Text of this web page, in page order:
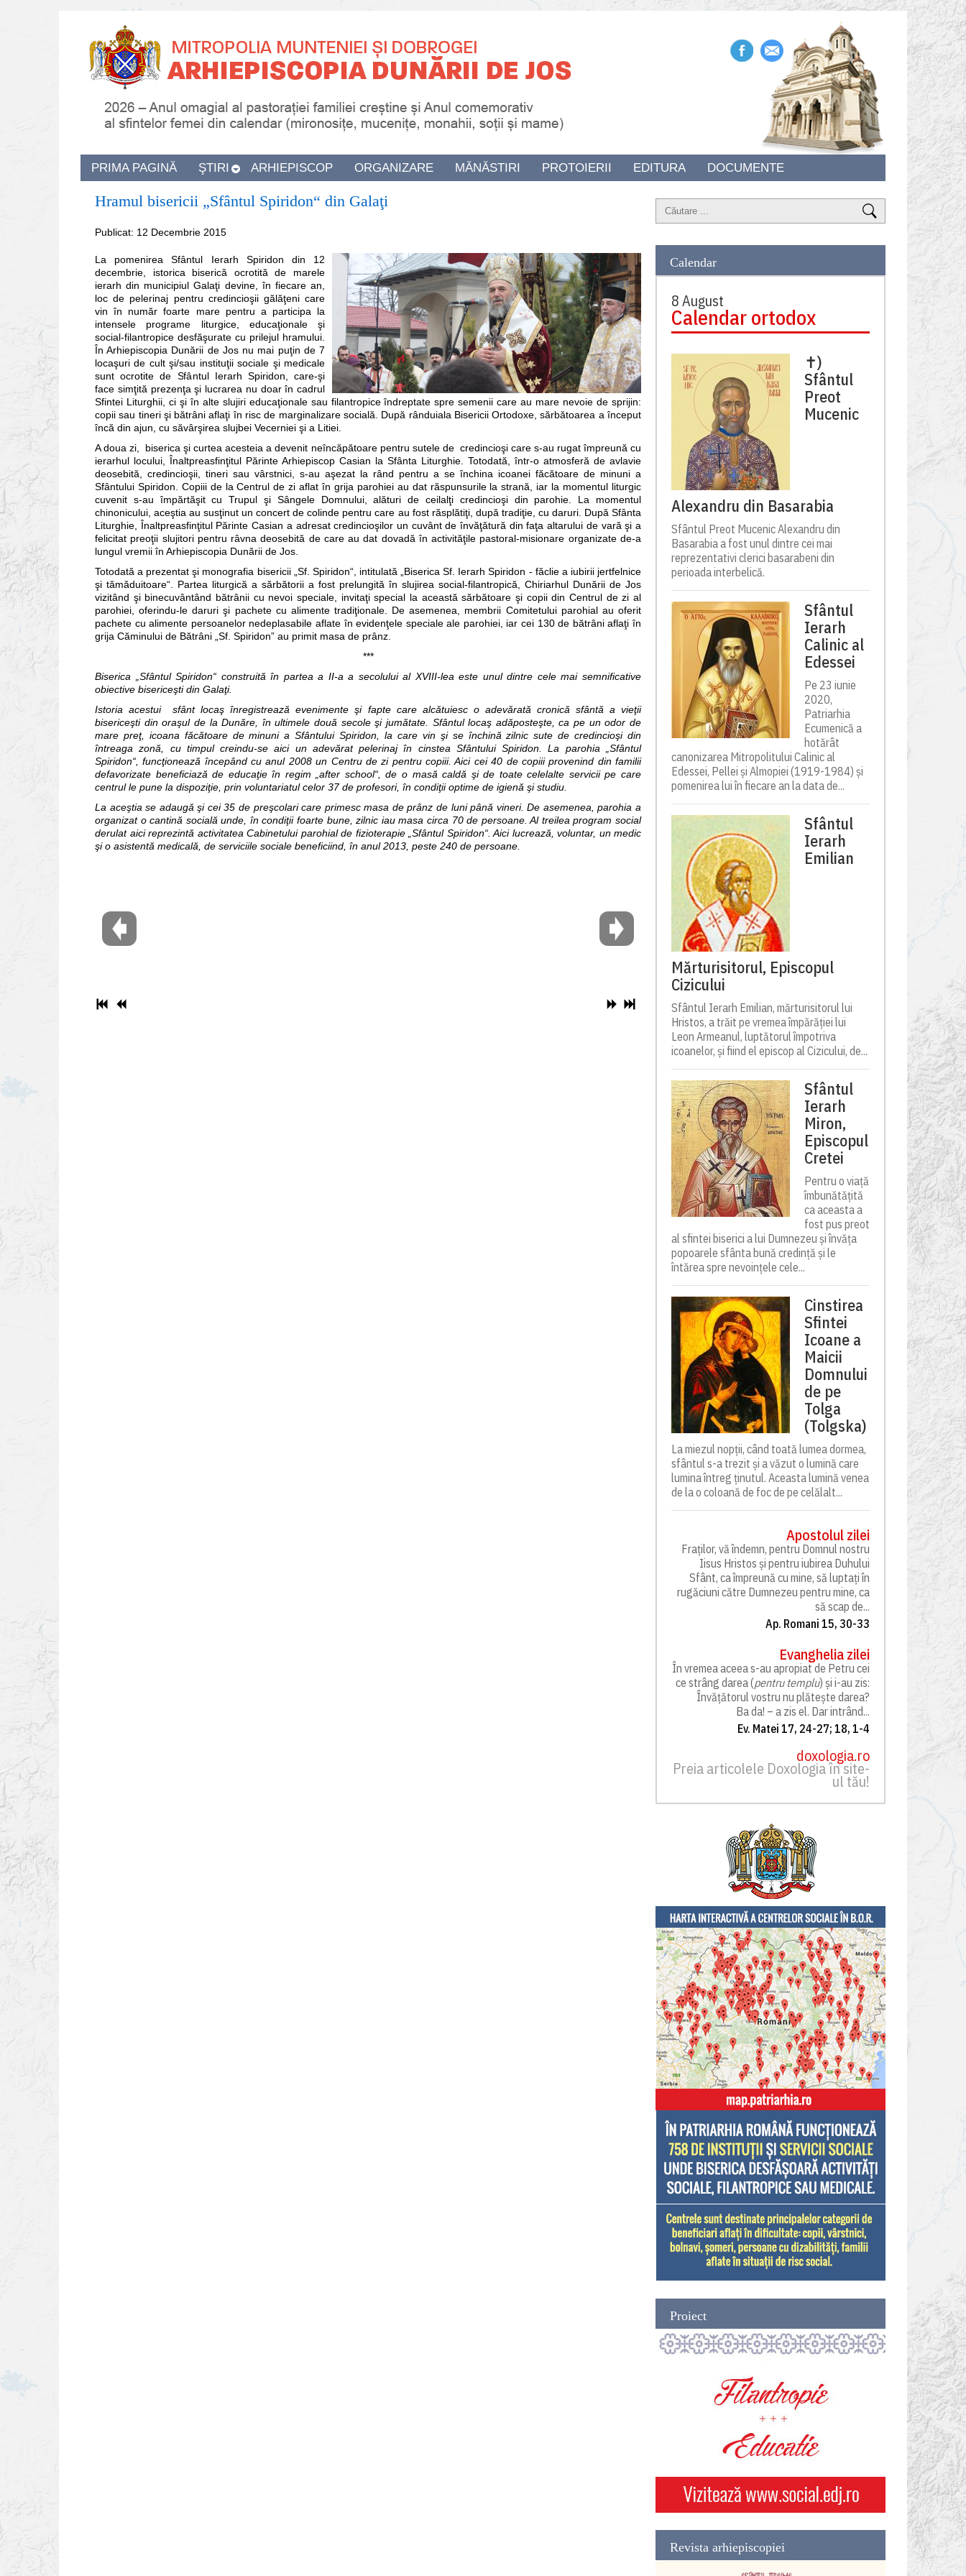
PRIMA PAGINĂ ŞTIRI ARHIEPISCOP ORGANIZARE MĂNĂSTIRI PROTOIERII EDITURA DOCUMENTE
Hramul bisericii „Sfântul Spiridon“ din Galaţi
Publicat: 12 Decembrie 2015
La pomenirea Sfântul Ierarh Spiridon din 12
decembrie, istorica biserică ocrotită de marele
ierarh din municipiul Galaţi devine, în fiecare an,
loc de pelerinaj pentru credincioşii gălăţeni care
vin în număr foarte mare pentru a participa la
intensele programe liturgice, educaţionale şi
social-filantropice desfăşurate cu prilejul hramului.
În Arhiepiscopia Dunării de Jos nu mai puţin de 7
locaşuri de cult şi/sau instituţii sociale şi medicale
sunt ocrotite de Sfântul Ierarh Spiridon, care-şi
face simţită prezenţa şi lucrarea nu doar în cadrul
Sfintei Liturghii, ci şi în alte slujiri educaţionale sau filantropice îndreptate spre semenii care au mare nevoie de sprijin:
copii sau tineri şi bătrâni aflaţi în risc de marginalizare socială. După rânduiala Bisericii Ortodoxe, sărbătoarea a început
încă din ajun, cu săvârşirea slujbei Vecerniei şi a Litiei.
A doua zi, biserica şi curtea acesteia a devenit neîncăpătoare pentru sutele de credincioşi care s-au rugat împreună cu
ierarhul locului, Înaltpreasfinţitul Părinte Arhiepiscop Casian la Sfânta Liturghie. Totodată, într-o atmosferă de avlavie
deosebită, credincioşii, tineri sau vârstnici, s-au aşezat la rând pentru a se închina icoanei făcătoare de minuni a
Sfântului Spiridon. Copiii de la Centrul de zi aflat în grija parohiei au dat răspunsurile la strană, iar la momentul liturgic
cuvenit s-au împărtăşit cu Trupul şi Sângele Domnului, alături de ceilalţi credincioşi din parohie. La momentul
chinonicului, aceştia au susţinut un concert de colinde pentru care au fost răsplătiţi, după tradiţie, cu daruri. După Sfânta
Liturghie, Înaltpreasfinţitul Părinte Casian a adresat credincioşilor un cuvânt de învăţătură din faţa altarului de vară şi a
felicitat preoţii slujitori pentru râvna deosebită de care au dat dovadă în activităţile pastoral-misionare organizate de-a
lungul vremii în Arhiepiscopia Dunării de Jos.
Totodată a prezentat şi monografia bisericii „Sf. Spiridon“, intitulată „Biserica Sf. Ierarh Spiridon - făclie a iubirii jertfelnice
şi tămăduitoare“. Partea liturgică a sărbătorii a fost prelungită în slujirea social-filantropică, Chiriarhul Dunării de Jos
vizitând şi binecuvântând bătrânii cu nevoi speciale, invitaţi special la această sărbătoare şi copii din Centrul de zi al
parohiei, oferindu-le daruri şi pachete cu alimente tradiţionale. De asemenea, membrii Comitetului parohial au oferit
pachete cu alimente persoanelor nedeplasabile aflate în evidenţele speciale ale parohiei, iar cei 130 de bătrâni aflaţi în
grija Căminului de Bătrâni „Sf. Spiridon” au primit masa de prânz.
***
Biserica „Sfântul Spiridon“ construită în partea a II-a a secolului al XVIII-lea este unul dintre cele mai semnificative
obiective bisericeşti din Galaţi.
Istoria acestui sfânt locaş înregistrează evenimente şi fapte care alcătuiesc o adevărată cronică sfântă a vieţii
bisericeşti din oraşul de la Dunăre, în ultimele două secole şi jumătate. Sfântul locaş adăposteşte, ca pe un odor de
mare preţ, icoana făcătoare de minuni a Sfântului Spiridon, la care vin şi se închină zilnic sute de credincioşi din
întreaga zonă, cu timpul creindu-se aici un adevărat pelerinaj în cinstea Sfântului Spiridon. La parohia „Sfântul
Spiridon“, funcţionează începând cu anul 2008 un Centru de zi pentru copiii. Aici cei 40 de copiii provenind din familii
defavorizate beneficiază de educaţie în regim „after school“, de o masă caldă şi de toate celelalte servicii pe care
centrul le pune la dispoziţie, prin voluntariatul celor 37 de profesori, în condiţii optime de igienă şi studiu.
La aceştia se adaugă şi cei 35 de preşcolari care primesc masa de prânz de luni până vineri. De asemenea, parohia a
organizat o cantină socială unde, în condiţii foarte bune, zilnic iau masa circa 70 de persoane. Al treilea program social
derulat aici reprezintă activitatea Cabinetului parohial de fizioterapie „Sfântul Spiridon“. Aici lucrează, voluntar, un medic
şi o asistentă medicală, de serviciile sociale beneficiind, în anul 2013, peste 240 de persoane.
Calendar
8 August
Calendar ortodox
✝)
Sfântul
Preot
Mucenic
Alexandru din Basarabia
Sfântul Preot Mucenic Alexandru din
Basarabia a fost unul dintre cei mai
reprezentativi clerici basarabeni din
perioada interbelică.
Sfântul
Ierarh
Calinic al
Edessei
Pe 23 iunie
2020,
Patriarhia
Ecumenică a
hotărât
canonizarea Mitropolitului Calinic al
Edessei, Pellei și Almopiei (1919-1984) și
pomenirea lui în fiecare an la data de...
Sfântul
Ierarh
Emilian
Mărturisitorul, Episcopul
Cizicului
Sfântul Ierarh Emilian, mărturisitorul lui
Hristos, a trăit pe vremea împărăției lui
Leon Armeanul, luptătorul împotriva
icoanelor, și fiind el episcop al Cizicului, de...
Sfântul
Ierarh
Miron,
Episcopul
Cretei
Pentru o viață
îmbunătățită
ca aceasta a
fost pus preot
al sfintei biserici a lui Dumnezeu și învăța
popoarele sfânta bună credință și le
întărea spre nevoințele cele...
Cinstirea
Sfintei
Icoane a
Maicii
Domnului
de pe
Tolga
(Tolgska)
La miezul nopții, când toată lumea dormea,
sfântul s-a trezit și a văzut o lumină care
lumina întreg ținutul. Aceasta lumină venea
de la o coloană de foc de pe celălalt...
Apostolul zilei
Fraților, vă îndemn, pentru Domnul nostru
Iisus Hristos și pentru iubirea Duhului
Sfânt, ca împreună cu mine, să luptați în
rugăciuni către Dumnezeu pentru mine, ca
să scap de...
Ap. Romani 15, 30-33
Evanghelia zilei
În vremea aceea s-au apropiat de Petru cei
ce strâng darea (pentru templu) și i-au zis:
Învățătorul vostru nu plătește darea?
Ba da! – a zis el. Dar intrând...
Ev. Matei 17, 24-27; 18, 1-4
doxologia.ro
Preia articolele Doxologia în site-
ul tău!
Proiect
Revista arhiepiscopiei